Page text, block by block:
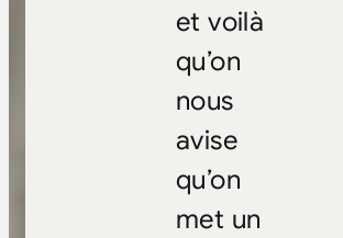
et voilà
qu’on
nous
avise
qu’on
met un